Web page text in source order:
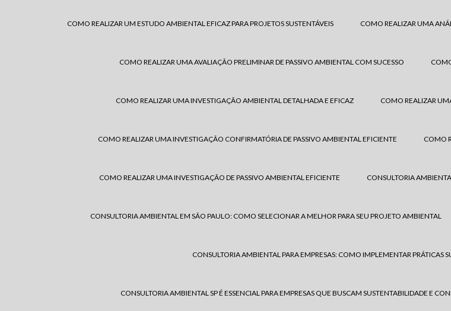
COMO REALIZAR UM ESTUDO AMBIENTAL EFICAZ PARA PROJETOS SUSTENTÁVEIS COMO REALIZAR UMA
COMO REALIZAR UMA AVALIAÇÃO PRELIMINAR DE PASSIVO AMBIENTAL COM SUCESSO
COMO REALIZAR UMA INVESTIGAÇÃO AMBIENTAL DETALHADA E EFICAZ COMO REALIZAR
COMO REALIZAR UMA INVESTIGAÇÃO CONFIRMATÓRIA DE PASSIVO AMBIENTAL EFICIENTE COMO
COMO REALIZAR UMA INVESTIGAÇÃO DE PASSIVO AMBIENTAL EFICIENTE CONSULTORIA
CONSULTORIA AMBIENTAL EM SÃO PAULO: COMO SELECIONAR A MELHOR PARA SEU PROJETO AMBIENTAL
CONSULTORIA AMBIENTAL PARA EMPRESAS: COMO IMPLEMENTAR PRÁTICAS
CONSULTORIA AMBIENTAL SP É ESSENCIAL PARA EMPRESAS QUE BUSCAM SUSTENTABILIDADE E